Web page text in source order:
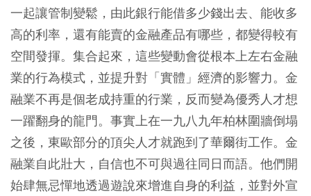
一起讓管制變鬆，由此銀行能借多少錢出去、能收多
高的利率，還有能賣的金融產品有哪些，都變得較有
空間發揮。集合起來，這些變動會從根本上左右金融
業的行為模式，並提升對「實體」經濟的影響力。金
融業不再是個老成持重的行業，反而變為優秀人才想
一躍翻身的龍門。事實上在一九八九年柏林圍牆倒塌
之後，東歐部分的頂尖人才就跑到了華爾街工作。金
融業自此壯大，自信也不可與過往同日而語。他們開
始肆無忌憚地透過遊說來增進自身的利益，並對外宣